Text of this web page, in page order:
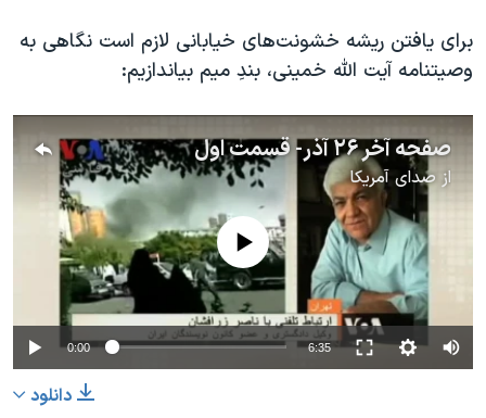
قانون شفافیت دارائی کادر رهبری ایران
اعتراضات مردمی آبان ۹۸
اسرائیل در جنگ
نرگس محمدی برنده جایزه نوبل صلح
همایش محافظه‌کاران آمریکا «سی‌پک»
صفحه‌های ویژه
سفر پرزیدنت ترامپ به چین
برای یافتن ریشه خشونت‌های خیابانی لازم است نگاهی به
وصیتنامه آیت الله خمینی، بندِ میم بیاندازیم:
صفحه آخر ۲۶ آذر- قسمت اول
ازصدای آمریکا
No media source currently available
0:00 6:35
دانلود